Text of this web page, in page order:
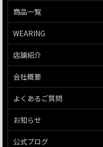
商品一覧
WEARING
店舗紹介
会社概要
よくあるご質問
お知らせ
公式ブログ